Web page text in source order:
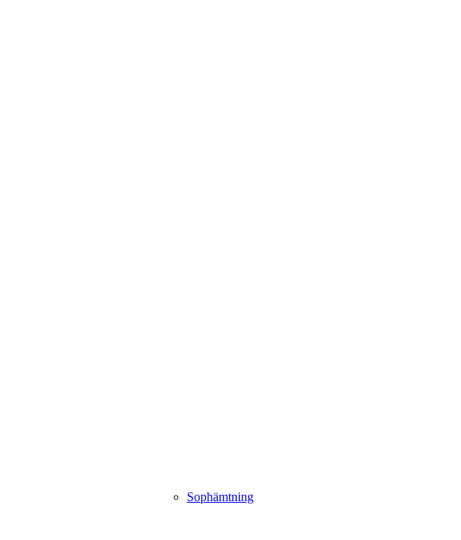
Sophämtning